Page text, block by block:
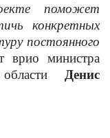
поможет
конкретных
постоянного
врио министра
Денис